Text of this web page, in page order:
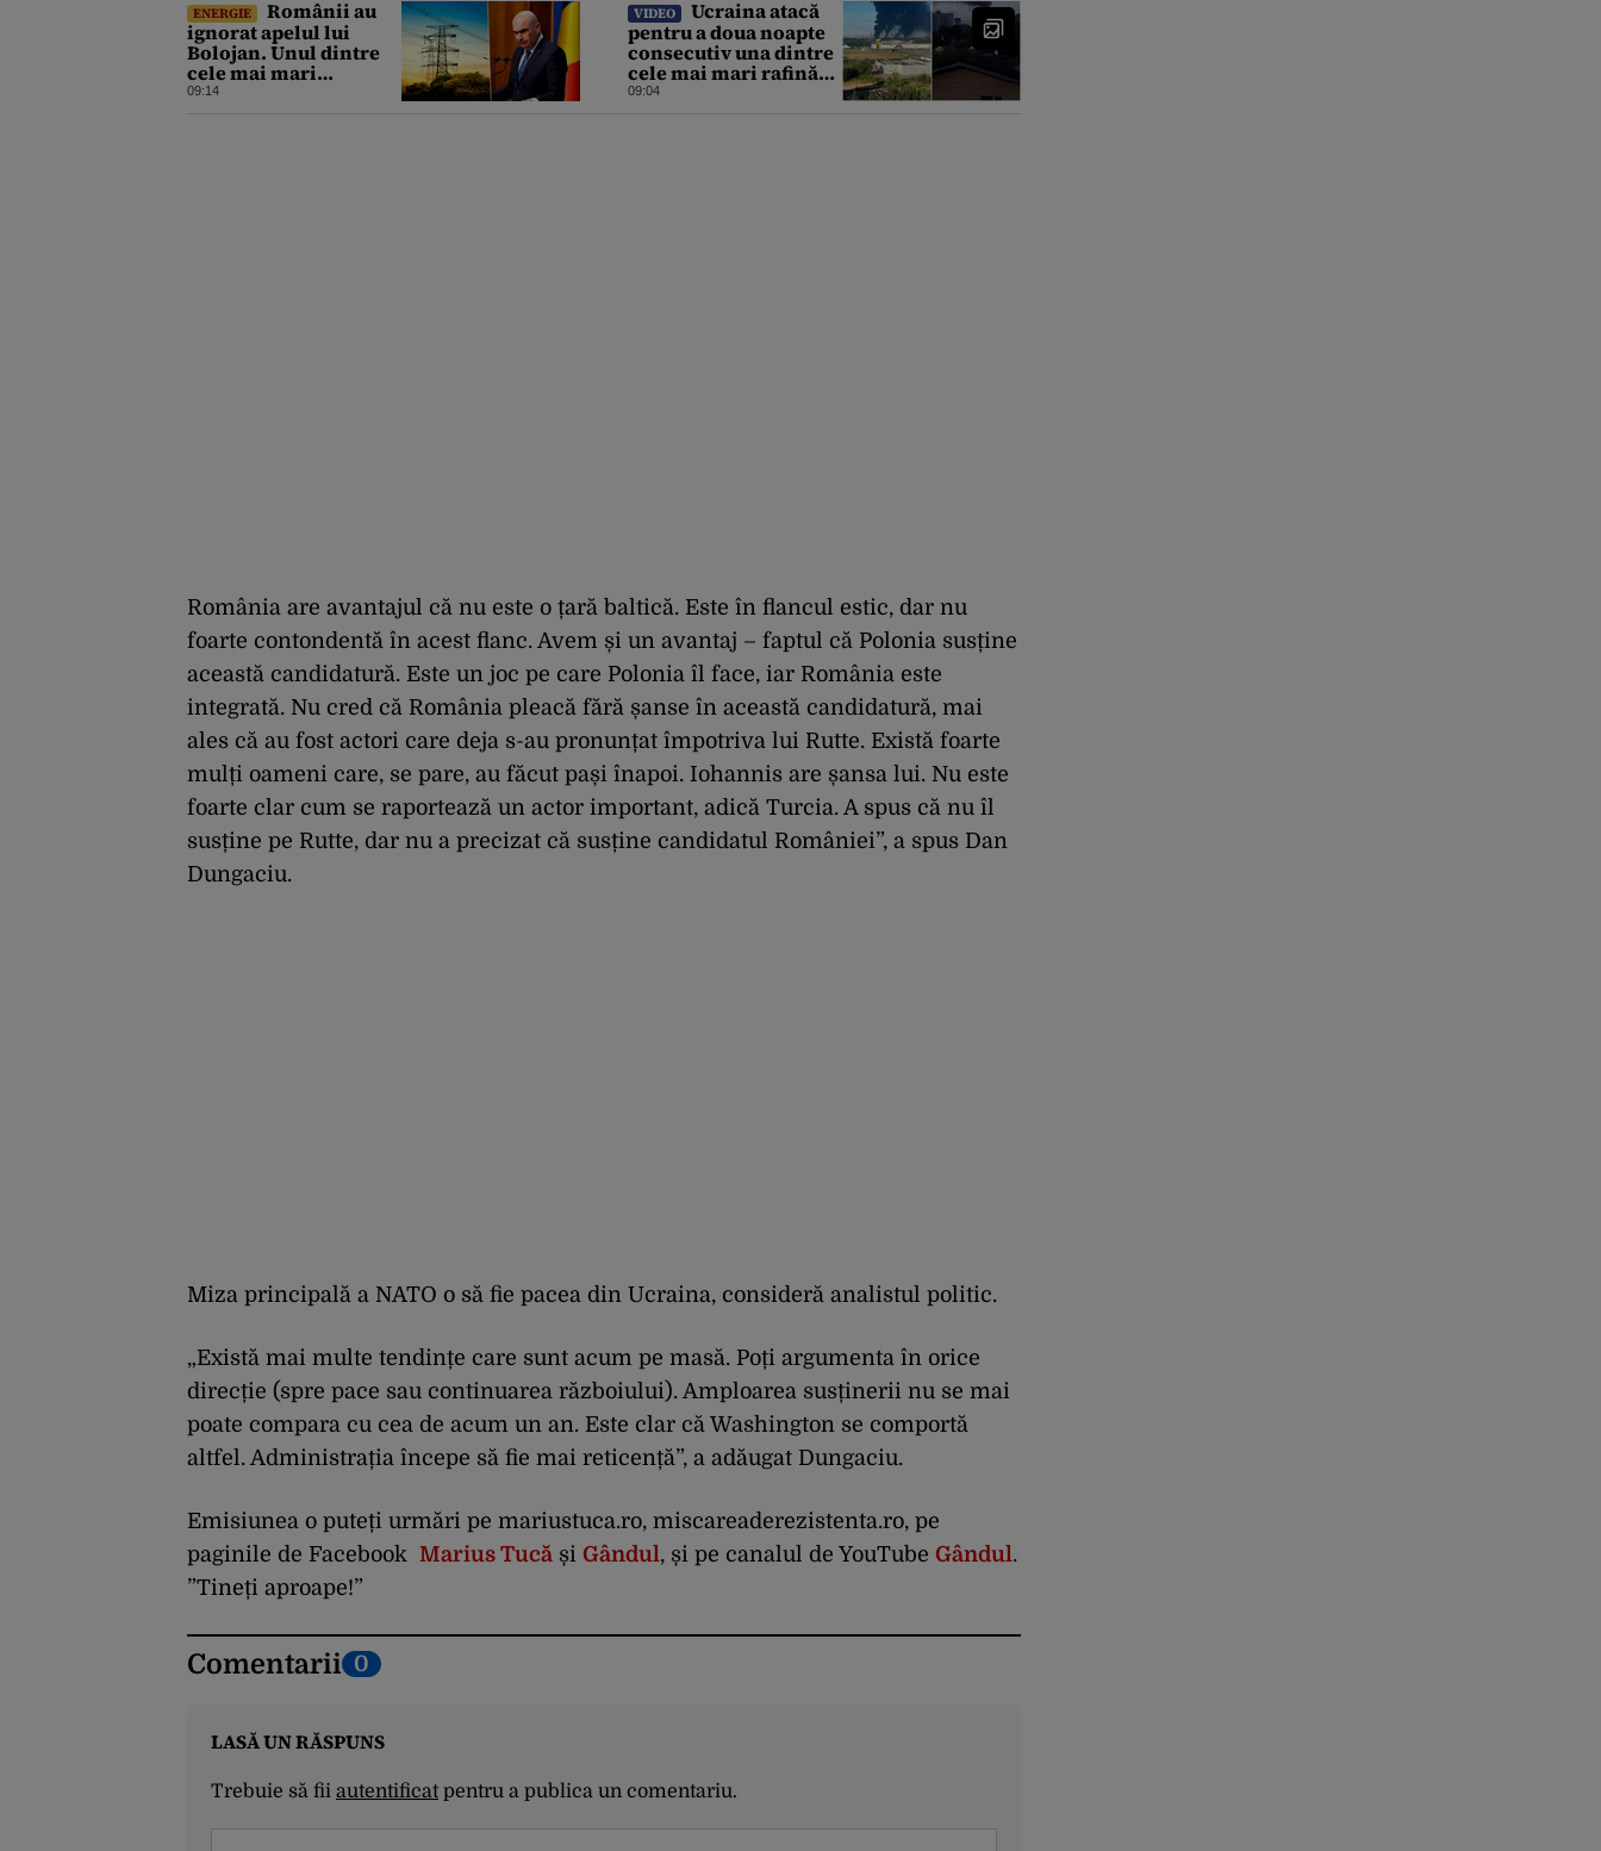
ENERGIE
Românii au
ignorat apelul lui
Bolojan. Unul dintre
cele mai mari
consumuri de energie
09:14
VIDEO
Ucraina atacă
pentru a doua noapte
consecutiv una dintre
cele mai mari rafinării
din Rusia. Incendiu
09:04
România are avantajul că nu este o țară baltică. Este în flancul estic, dar nu
foarte contondentă în acest flanc. Avem și un avantaj – faptul că Polonia susține
această candidatură. Este un joc pe care Polonia îl face, iar România este
integrată. Nu cred că România pleacă fără șanse în această candidatură, mai
ales că au fost actori care deja s-au pronunțat împotriva lui Rutte. Există foarte
mulți oameni care, se pare, au făcut pași înapoi. Iohannis are șansa lui. Nu este
foarte clar cum se raportează un actor important, adică Turcia. A spus că nu îl
susține pe Rutte, dar nu a precizat că susține candidatul României”, a spus Dan
Dungaciu.
Miza principală a NATO o să fie pacea din Ucraina, consideră analistul politic.
„Există mai multe tendințe care sunt acum pe masă. Poți argumenta în orice
direcție (spre pace sau continuarea războiului). Amploarea susținerii nu se mai
poate compara cu cea de acum un an. Este clar că Washington se comportă
altfel. Administrația începe să fie mai reticență”, a adăugat Dungaciu.
Emisiunea o puteți urmări pe mariustuca.ro, miscareaderezistenta.ro, pe
paginile de Facebook Marius Tucă și Gândul, și pe canalul de YouTube Gândul.
”Tineți aproape!”
Comentarii 0
LASĂ UN RĂSPUNS
Trebuie să fii autentificatpentru a publica un comentariu.